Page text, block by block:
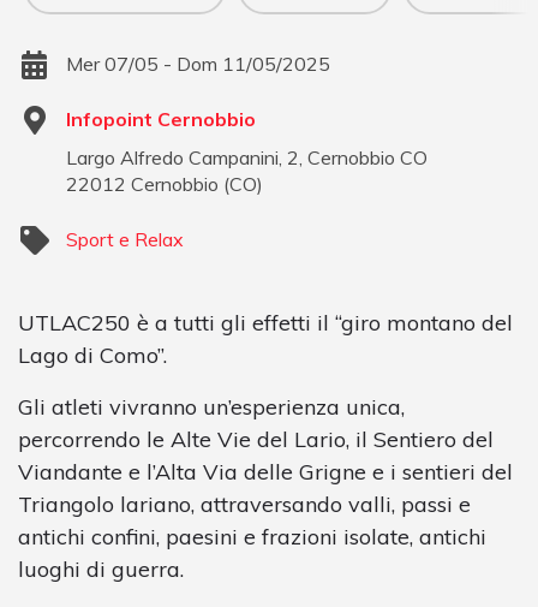
Mer 07/05 - Dom 11/05/2025
Infopoint Cernobbio
Largo Alfredo Campanini, 2, Cernobbio CO
22012 Cernobbio (CO)
Sport e Relax
UTLAC250 è a tutti gli effetti il “giro montano del
Lago di Como”.
Gli atleti vivranno un’esperienza unica,
percorrendo le Alte Vie del Lario, il Sentiero del
Viandante e l’Alta Via delle Grigne e i sentieri del
Triangolo lariano, attraversando valli, passi e
antichi confini, paesini e frazioni isolate, antichi
luoghi di guerra.